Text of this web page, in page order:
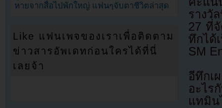
รางวั
27 ที่
ทึกได้
SM
อีทึกเ
อะไร
แทมิน
หายจากสื่อไปพักใหญ่ แฟนๆจับตาชีวิตล่าสุด
Like แฟนเพจของเราเพื่อติดตาม
ข่าวสารอัพเดทก่อนใครได้ที่นี่
เลยจ้า